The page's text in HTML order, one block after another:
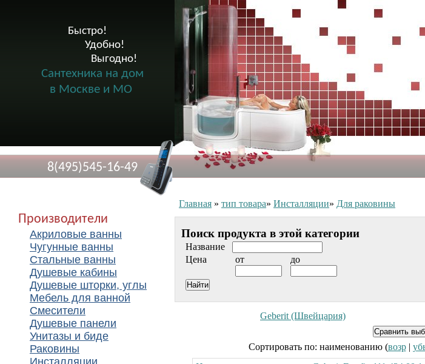
Быстро!
              Удобно!
                      Выгодно!
Сантехника на дом
в Москве и МО
8(495)545-16-49
Производители
Акриловые ванны
Чугунные ванны
Стальные ванны
Душевые кабины
Душевые шторки, углы
Мебель для ванной
Смесители
Душевые панели
Унитазы и биде
Раковины
Инсталляции
Главная » тип товара» Инсталляции» Для раковины
Поиск продукта в этой категории
Название
Цена
от до
Geberit (Швейцария)
Сортировать по: наименованию (возр|